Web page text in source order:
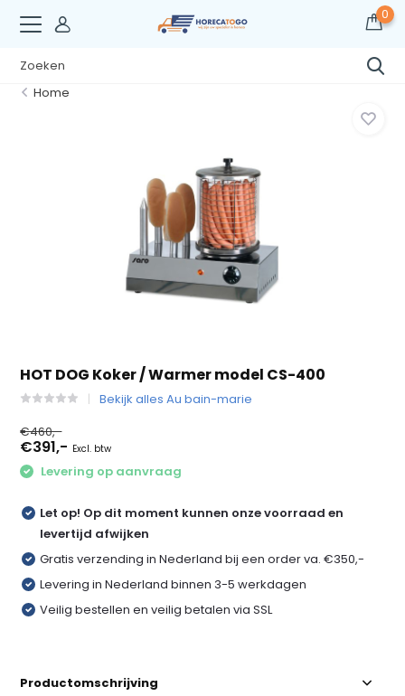
0
Home
HOT DOG Koker / Warmer model CS-400
Bekijk alles Au bain-marie
€460,-
€391,- Excl. btw
Levering op aanvraag
Let op! Op dit moment kunnen onze voorraad en
levertijd afwijken
Gratis verzending in Nederland bij een order va. €350,-
Levering in Nederland binnen 3-5 werkdagen
Veilig bestellen en veilig betalen via SSL
Productomschrijving